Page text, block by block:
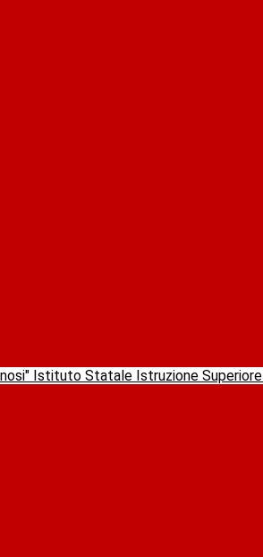
Istituto Statale Istruzione Superiore